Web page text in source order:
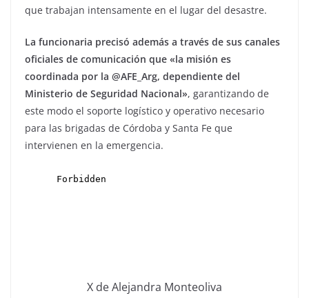
que trabajan intensamente en el lugar del desastre.
La funcionaria precisó además a través de sus canales
oficiales de comunicación que «la misión es
coordinada por la @AFE_Arg, dependiente del
Ministerio de Seguridad Nacional», garantizando de
este modo el soporte logístico y operativo necesario
para las brigadas de Córdoba y Santa Fe que
intervienen en la emergencia.
X de Alejandra Monteoliva